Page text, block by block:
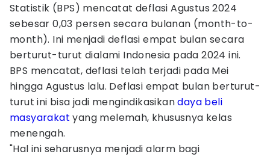
Statistik (BPS) mencatat deflasi Agustus 2024
sebesar 0,03 persen secara bulanan (month-to-
month). Ini menjadi deflasi empat bulan secara
berturut-turut dialami Indonesia pada 2024 ini.
BPS mencatat, deflasi telah terjadi pada Mei
hingga Agustus lalu. Deflasi empat bulan berturut-
turut ini bisa jadi mengindikasikandaya beli
masyarakat yang melemah, khususnya kelas
menengah.
"Hal ini seharusnya menjadi alarm bagi